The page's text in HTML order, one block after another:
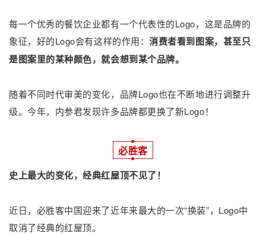
每一个优秀的餐饮企业都有一个代表性的Logo，这是品牌的
象征，好的Logo会有这样的作用：消费者看到图案，甚至只
是图案里的某种颜色，就会想到某个品牌。
随着不同时代审美的变化，品牌Logo也在不断地进行调整升
级。今年，内参君发现许多品牌都更换了新Logo！
必胜客
史上最大的变化，经典红屋顶不见了！
近日，必胜客中国迎来了近年来最大的一次“换装”，Logo中
取消了经典的红屋顶。